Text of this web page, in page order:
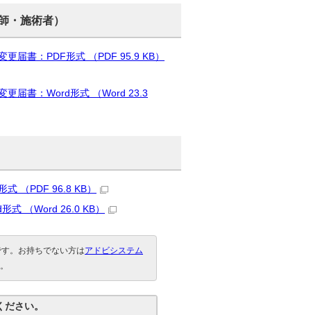
・施術者）
届書：PDF形式 （PDF 95.9 KB）
更届書：Word形式 （Word 23.3
式 （PDF 96.8 KB）
式 （Word 26.0 KB）
。お持ちでない方はアドビシステム
さい。